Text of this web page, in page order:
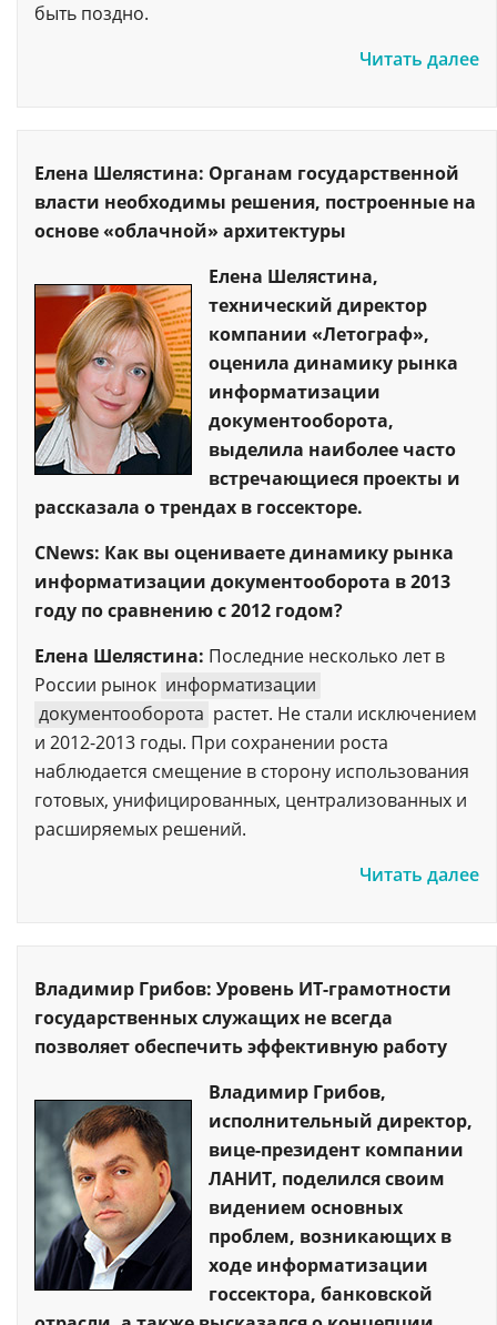
быть поздно.
Читать далее
Елена Шелястина: Органам государственной
власти необходимы решения, построенные на
основе «облачной» архитектуры
Елена Шелястина,
технический директор
компании «Летограф»,
оценила динамику рынка
информатизации
документооборота,
выделила наиболее часто
встречающиеся проекты и
рассказала о трендах в госсекторе.
CNews: Как вы оцениваете динамику рынка
информатизации документооборота в 2013
году по сравнению с 2012 годом?
Елена Шелястина: Последние несколько лет в
России рынок информатизации
документооборота растет. Не стали исключением
и 2012-2013 годы. При сохранении роста
наблюдается смещение в сторону использования
готовых, унифицированных, централизованных и
расширяемых решений.
Читать далее
Владимир Грибов: Уровень ИТ-грамотности
государственных служащих не всегда
позволяет обеспечить эффективную работу
Владимир Грибов,
исполнительный директор,
вице-президент компании
ЛАНИТ, поделился своим
видением основных
проблем, возникающих в
ходе информатизации
госсектора, банковской